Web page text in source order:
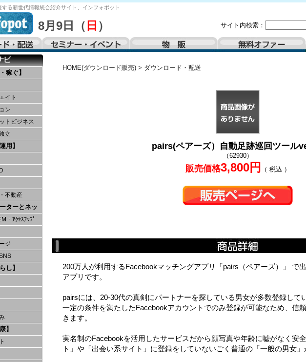
する新世代情報統合紹介サイト、 インフォポット
サイト内検索：
8月9日（ 日 ）
稼ぐ】
イト
ン
トビジネス
立
用】
不動産
ターとネッ
・ｱｸｾｽｱｯﾌﾟ
ジ
し】
】
HOME(ダウンロード販売) > ダウンロード・配送
pairs(ペアーズ）自動足跡巡回ツール
（62930）
販売価格3,800円 （ 税込 ）
200万人が利用するFacebookマッチングアプリ「pairs（ペアーズ）」 で
アプリです。
pairsには、20-30代の真剣にパートナーを探している男女が多数登録して
一定の条件を満たしたFacebookアカウントでのみ登録が可能なため、信
きます。
実名制のFacebookを活用したサービスだから顔写真や年齢に嘘がなく安
ト」や「出会い系サイト」に登録をしていないごく普通の「一般の男女」